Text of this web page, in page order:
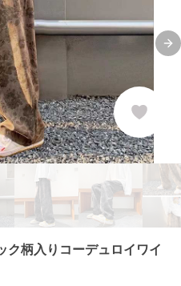
ク柄入りコーデュロイワイ